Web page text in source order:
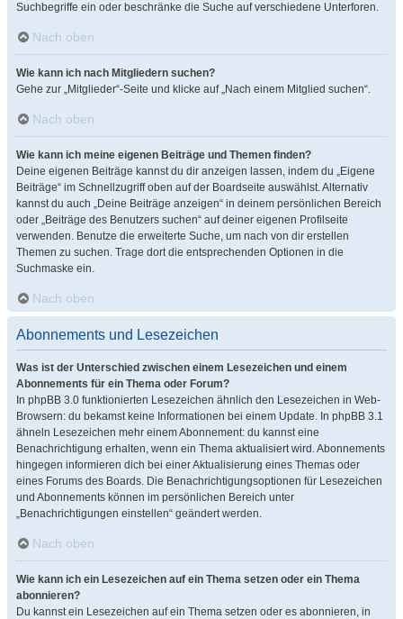
Suchbegriffe ein oder beschränke die Suche auf verschiedene Unterforen.
Nach oben
Wie kann ich nach Mitgliedern suchen?
Gehe zur „Mitglieder“-Seite und klicke auf „Nach einem Mitglied suchen“.
Nach oben
Wie kann ich meine eigenen Beiträge und Themen finden?
Deine eigenen Beiträge kannst du dir anzeigen lassen, indem du „Eigene
Beiträge“ im Schnellzugriff oben auf der Boardseite auswählst. Alternativ
kannst du auch „Deine Beiträge anzeigen“ in deinem persönlichen Bereich
oder „Beiträge des Benutzers suchen“ auf deiner eigenen Profilseite
verwenden. Benutze die erweiterte Suche, um nach von dir erstellen
Themen zu suchen. Trage dort die entsprechenden Optionen in die
Suchmaske ein.
Nach oben
Abonnements und Lesezeichen
Was ist der Unterschied zwischen einem Lesezeichen und einem
Abonnements für ein Thema oder Forum?
In phpBB 3.0 funktionierten Lesezeichen ähnlich den Lesezeichen in Web-
Browsern: du bekamst keine Informationen bei einem Update. In phpBB 3.1
ähneln Lesezeichen mehr einem Abonnement: du kannst eine
Benachrichtigung erhalten, wenn ein Thema aktualisiert wird. Abonnements
hingegen informieren dich bei einer Aktualisierung eines Themas oder
eines Forums des Boards. Die Benachrichtigungsoptionen für Lesezeichen
und Abonnements können im persönlichen Bereich unter
„Benachrichtigungen einstellen“ geändert werden.
Nach oben
Wie kann ich ein Lesezeichen auf ein Thema setzen oder ein Thema
abonnieren?
Du kannst ein Lesezeichen auf ein Thema setzen oder es abonnieren, in